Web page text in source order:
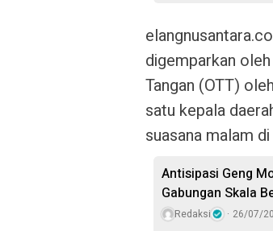
digemparkan
Tangan (OTT)
satu kepala
suasana malam
Antisipasi Geng
Gabungan Skala
Redaksi 26/07/